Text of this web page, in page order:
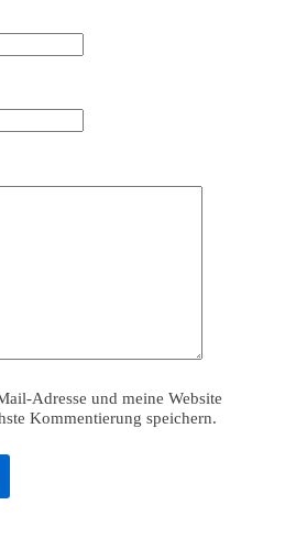
Adresse und meine Website
Kommentierung speichern.